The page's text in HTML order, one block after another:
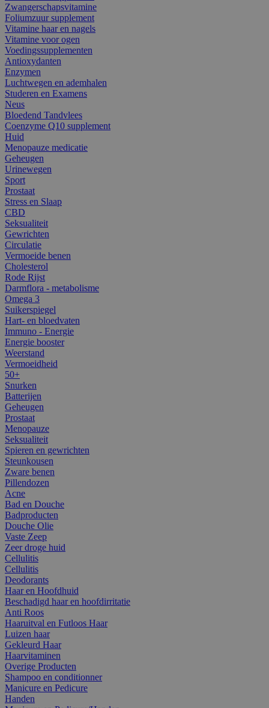
Zwangerschapsvitamine
Foliumzuur supplement
Vitamine haar en nagels
Vitamine voor ogen
Voedingssupplementen
Antioxydanten
Enzymen
Luchtwegen en ademhalen
Studeren en Examens
Neus
Bloedend Tandvlees
Coenzyme Q10 supplement
Huid
Menopauze medicatie
Geheugen
Urinewegen
Sport
Prostaat
Stress en Slaap
CBD
Seksualiteit
Gewrichten
Circulatie
Vermoeide benen
Cholesterol
Rode Rijst
Darmflora - metabolisme
Omega 3
Suikerspiegel
Hart- en bloedvaten
Immuno - Energie
Energie booster
Weerstand
Vermoeidheid
50+
Snurken
Batterijen
Geheugen
Prostaat
Menopauze
Seksualiteit
Spieren en gewrichten
Steunkousen
Zware benen
Pillendozen
Acne
Bad en Douche
Badproducten
Douche Olie
Vaste Zeep
Zeer droge huid
Cellulitis
Cellulitis
Deodorants
Haar en Hoofdhuid
Beschadigd haar en hoofdirritatie
Anti Roos
Haaruitval en Futloos Haar
Luizen haar
Gekleurd Haar
Haarvitaminen
Overige Producten
Shampoo en conditionner
Manicure en Pedicure
Handen